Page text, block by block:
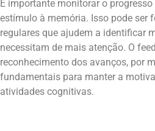
É importante monitorar o
estímulo à memória. Isso pode ser
regulares que ajudem a identificar
necessitam de mais atenção. O
reconhecimento dos avanços, por
fundamentais para manter a
atividades cognitivas.